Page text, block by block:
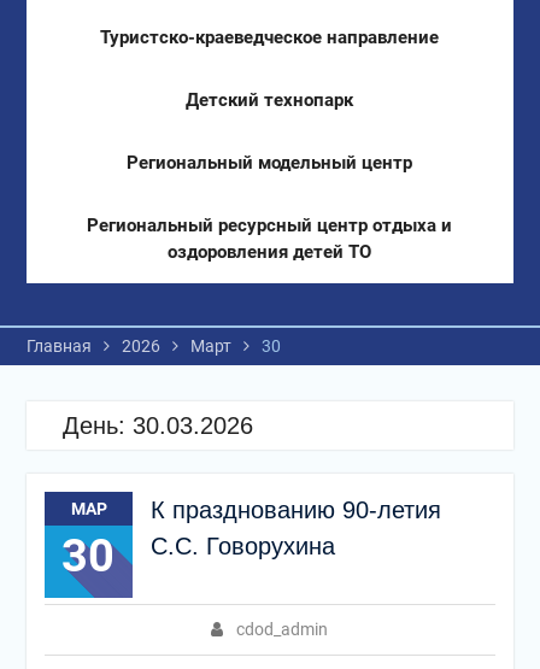
Туристско-краеведческое направление
Детский технопарк
Региональный модельный центр
Региональный ресурсный центр отдыха и
оздоровления детей ТО
Главная 2026 Март 30
День: 30.03.2026
МАР
30
К празднованию 90-летия
С.С. Говорухина
cdod_admin